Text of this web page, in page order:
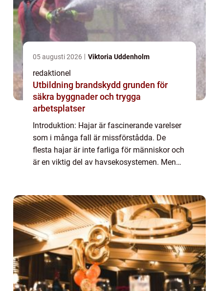
05 augusti 2026 Viktoria Uddenholm
redaktionel
Utbildning brandskydd grunden för
säkra byggnader och trygga
arbetsplatser
Introduktion: Hajar är fascinerande varelser
som i många fall är missförstådda. De
flesta hajar är inte farliga för människor och
är en viktig del av havsekosystemen. Men